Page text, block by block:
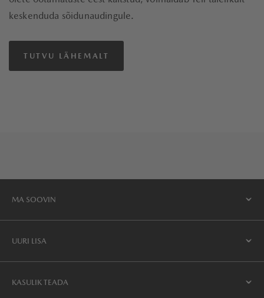
keskenduda sõidunaudingule.
TUTVU LÄHEMALT
MA SOOVIN
UURI LISA
KASULIK TEADA